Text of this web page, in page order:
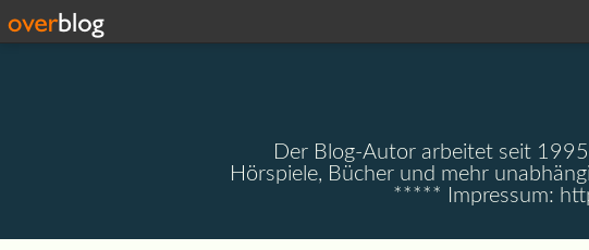
Der Blog-Autor arbeitet seit
Hörspiele, Bücher und mehr
***** Impressum: